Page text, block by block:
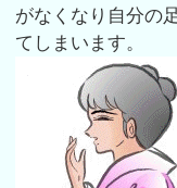
がなくなり自分の
てしまいます。